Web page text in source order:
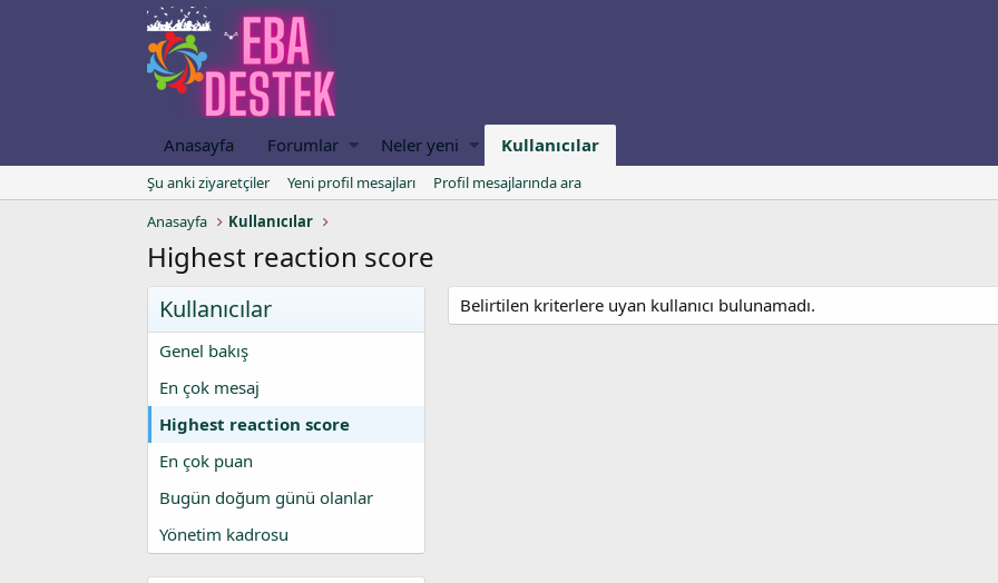
Anasayfa Forumlar Neler yeni Kullanıcılar
Şu anki ziyaretçiler Yeni profil mesajları
Profil mesajlarında ara
Anasayfa
Kullanıcılar
Highest reaction score
Kullanıcılar
Genel bakış
En çok mesaj
Highest reaction score
En çok puan
Bugün doğum günü olanlar
Yönetim kadrosu
Belirtilen kriterlere uyan kullanıcı bulunamadı.